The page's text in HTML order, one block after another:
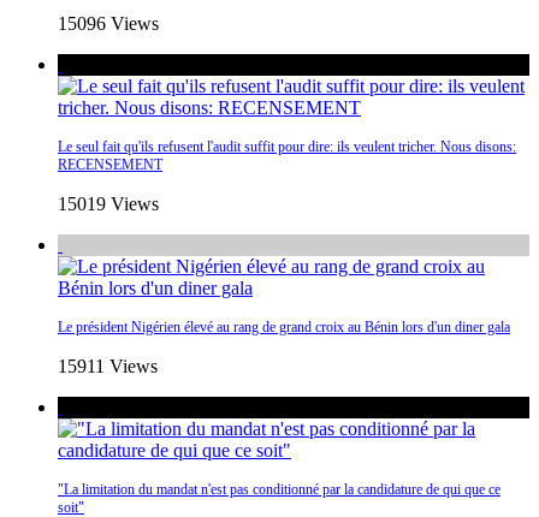
15096 Views
Le seul fait qu'ils refusent l'audit suffit pour dire: ils veulent tricher. Nous disons:
RECENSEMENT
15019 Views
Le président Nigérien élevé au rang de grand croix au Bénin lors d'un diner gala
15911 Views
"La limitation du mandat n'est pas conditionné par la candidature de qui que ce
soit"